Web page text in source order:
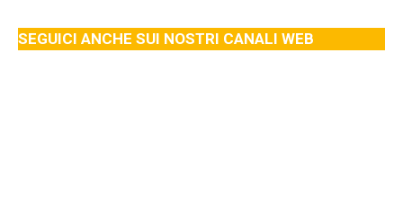
SEGUICI ANCHE SUI NOSTRI CANALI WEB